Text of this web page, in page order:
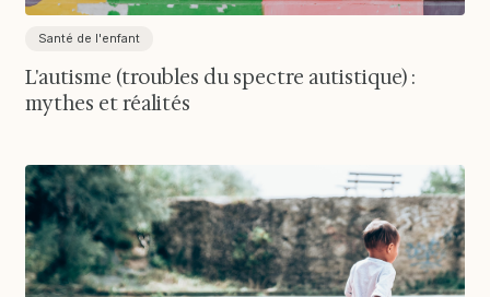
Santé de l'enfant
L'autisme (troubles du spectre autistique) :
mythes et réalités